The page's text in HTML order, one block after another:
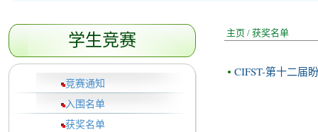
学生竞赛
竞赛通知
入围名单
获奖名单
主页 / 获奖名单
CIFST-第十二届